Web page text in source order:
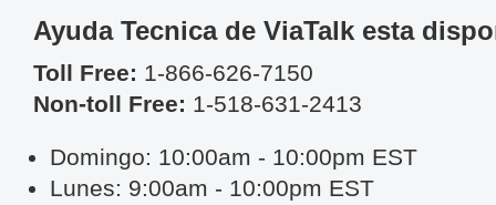
Ayuda Tecnica de ViaTalk esta
Toll Free: 1-866-626-7150
Non-toll Free: 1-518-631-2413
Domingo: 10:00am - 10:00pm EST
Lunes: 9:00am - 10:00pm EST